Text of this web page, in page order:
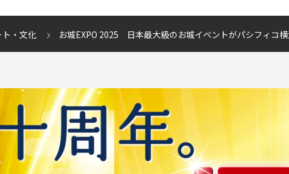
ト・文化 お城EXPO 2025 日本最大級のお城イベントがパシフィコ横